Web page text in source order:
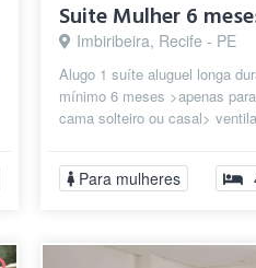
Suite Mulher 6
Imbiribeira, Recife - PE
Alugo 1 suíte aluguel longa
mínimo 6 meses >apenas
cama solteiro ou casal>
Para mulheres